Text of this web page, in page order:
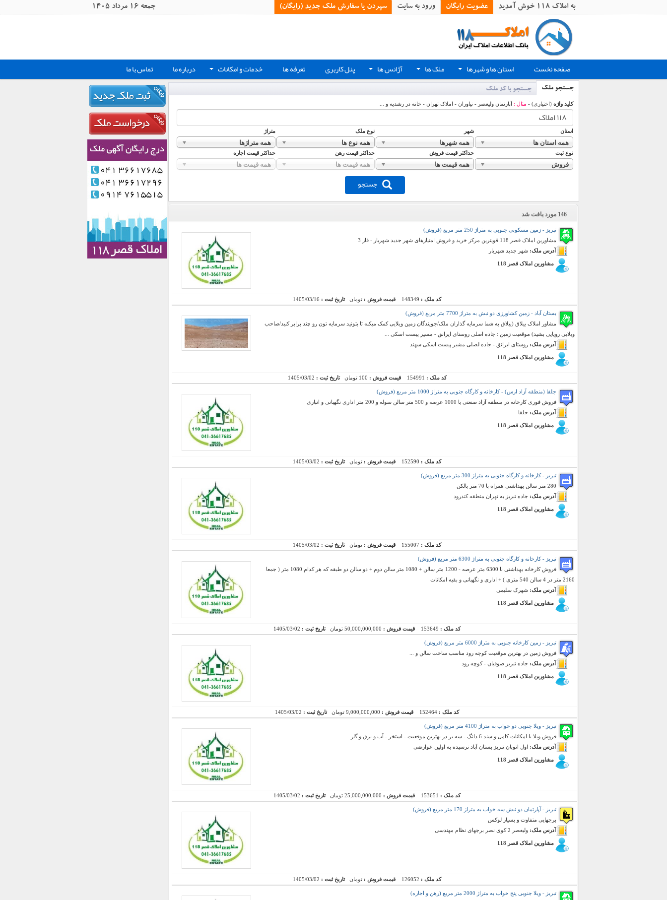
به املاک 118 خوش آمدید عضویت رایگان ورود به سایت سپردن یا سفارش ملک جدید (رایگان)‏ جمعه 16 مرداد 1405
صفحه نخست + استان ها و شهرها + ملک ها + آژانس ها پنل کاربری تعرفه ها + خدمات و امکانات درباره ما تماس با ما
جستجو ملک جستجو با کد ملک
کلید واژه (اختیاری) - مثال : آپارتمان ولیعصر - نیاوران - املاک تهران - خانه در رشدیه و ...
استان شهر نوع ملک متراژ
همه استان ها همه شهرها همه نوع ها همه متراژها
نوع ثبت حداکثر قیمت فروش حداکثر قیمت رهن حداکثر قیمت اجاره
فروش همه قیمت ها همه قیمت ها همه قیمت ها
جستجو
146 مورد یافت شد
تبریز - زمین مسکونی جنوبی به متراژ 250 متر مربع (فروش)
مشاورین املاک قصر 118 قویترین مرکز خرید و فروش امتیازهای شهر جدید شهریار - فاز 3
آدرس ملک: شهر جدید شهریار
مشاورین املاک قصر 118
کد ملک : 148349 قیمت فروش : تومانتاریخ ثبت : 1405/03/16
بستان آباد - زمین کشاورزی دو نبش به متراژ 7700 متر مربع (فروش)
مشاور املاک ییلاق (ییلاق به شما سرمایه گذاران ملک/جویندگان زمین ویلایی کمک میکنه تا بتونید سرمایه تون رو چند برابر کنید/صاحب
ویلایی رویایی بشید) موقعیت زمین : جاده اصلی روستای ایرانق - مسیر پیست اسکی ...
آدرس ملک: روستای ایرانق - جاده لصلی مشیر پیست اسکی سهند
مشاورین املاک قصر 118
کد ملک : 154991 قیمت فروش : 100 تومان تاریخ ثبت : 1405/03/02
جلفا (منطقه آزاد ارس) - کارخانه و کارگاه جنوبی به متراژ 1000 متر مربع (فروش)
فروش فوری کارخانه در منطقه آزاد صنعتی با 1000 عرصه و 500 متر سالن سوله و 200 متر اداری نگهبانی و انباری
آدرس ملک: جلفا
مشاورین املاک قصر 118
کد ملک : 152590 قیمت فروش : تومانتاریخ ثبت : 1405/03/02
تبریز - کارخانه و کارگاه جنوبی به متراژ 300 متر مربع (فروش)
280 متر سالن بهداشتی همراه با 70 متر بالکن
آدرس ملک: جاده تبریز به تهران منطقه کندرود
مشاورین املاک قصر 118
کد ملک : 155007 قیمت فروش : تومانتاریخ ثبت : 1405/03/02
تبریز - کارخانه و کارگاه جنوبی به متراژ 6300 متر مربع (فروش)
فروش کارخانه بهداشتی با 6300 متر عرصه - 1200 متر سالن + 1080 متر سالن دوم + دو سالن دو طبقه که هر کدام 1080 متر ( جمعا
2160 متر در 4 سالن 540 متری ) + اداری و نگهبانی و بقیه امکانات
آدرس ملک: شهرک سلیمی
مشاورین املاک قصر 118
کد ملک : 153649 قیمت فروش : 50,000,000,000 تومان تاریخ ثبت : 1405/03/02
تبریز - زمین کارخانه جنوبی به متراژ 6000 متر مربع (فروش)
فروش زمین در بهترین موقعیت کوچه رود مناسب ساخت سالن و ...
آدرس ملک: جاده تبریز صوفیان - کوچه رود
مشاورین املاک قصر 118
کد ملک : 152464 قیمت فروش : 9,000,000,000 تومان تاریخ ثبت : 1405/03/02
تبریز - ویلا جنوبی دو خواب به متراژ 4100 متر مربع (فروش)
فروش ویلا با امکانات کامل و سند 6 دانگ - سه بر در بهترین موقعیت - استخر - آب و برق و گاز
آدرس ملک: اول اتوبان تبریز بستان آباد نرسیده به اولین عوارضی
مشاورین املاک قصر 118
کد ملک : 153651 قیمت فروش : 25,000,000,000 تومان تاریخ ثبت : 1405/03/02
تبریز - آپارتمان دو نبش سه خواب به متراژ 170 متر مربع (فروش)
برجهایی متفاوت و بسیار لوکس
آدرس ملک: ولیعصر 2 کوی نصر برجهای نظام مهندسی
مشاورین املاک قصر 118
کد ملک : 126052 قیمت فروش : تومانتاریخ ثبت : 1405/03/02
تبریز - ویلا جنوبی پنج خواب به متراژ 2000 متر مربع (رهن و اجاره)